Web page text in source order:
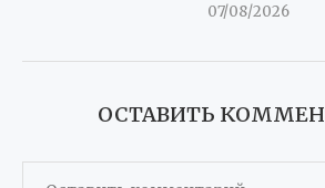
07/08/2026
ОСТАВИТЬ